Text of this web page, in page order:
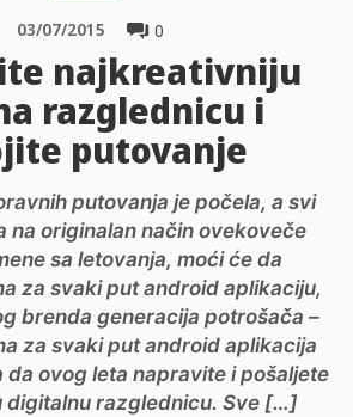
0
03/07/2015
najkreativniju
razglednicu i
putovanje
putovanja je počela, a svi
na originalan način ovekoveče
sa letovanja, moći će da
za svaki put android aplikaciju,
brenda generacija potrošača –
za svaki put android aplikacija
da ovog leta napravite i pošaljete
digitalnu razglednicu. Sve […]